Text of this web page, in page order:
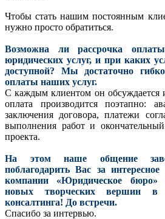
Чтобы стать нашим постоянным
нужно просто обратиться.
Возможна ли рассрочка
юридических услуг, и при каких
доступной? Мы достаточно
оплаты наших услуг.
С каждым клиентом он обсуждается
оплата производится поэтапно:
заключения договора, платежи
выполнения работ и
проекта.
На этом наше общение
поблагодарить Вас за
компании «Юридическое бюро»
новых творческих вершин в
консалтинга! До встречи.
Спасибо за интервью.